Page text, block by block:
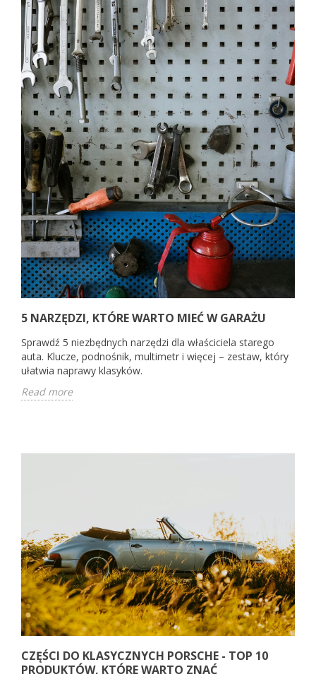
5 NARZĘDZI, KTÓRE WARTO MIEĆ W GARAŻU
Sprawdź 5 niezbędnych narzędzi dla właściciela starego
auta. Klucze, podnośnik, multimetr i więcej – zestaw, który
ułatwia naprawy klasyków.
Read more
CZĘŚCI DO KLASYCZNYCH PORSCHE - TOP 10
PRODUKTÓW, KTÓRE WARTO ZNAĆ